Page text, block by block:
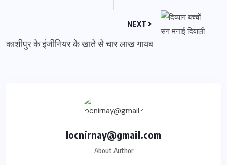
NEXT
काशीपुर के इंजीनियर के खाते से चार लाख गायब
locnirnay@gmail.com
About Author